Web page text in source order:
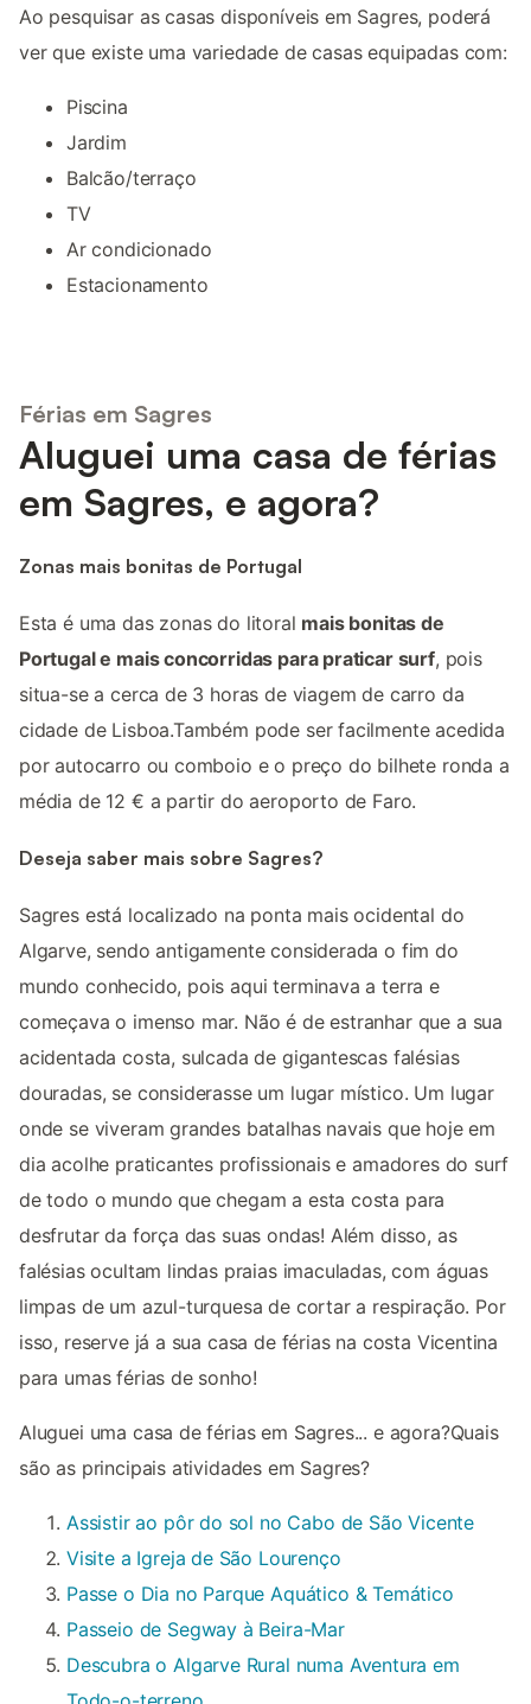
Ao pesquisar as casas disponíveis em Sagres, poderá
ver que existe uma variedade de casas equipadas com:
Piscina
Jardim
Balcão/terraço
TV
Ar condicionado
Estacionamento
Férias em Sagres
Aluguei uma casa de férias
em Sagres, e agora?
Zonas mais bonitas de Portugal
Esta é uma das zonas do litoral mais bonitas de
Portugal e mais concorridas para praticar surf, pois
situa-se a cerca de 3 horas de viagem de carro da
cidade de Lisboa.Também pode ser facilmente acedida
por autocarro ou comboio e o preço do bilhete ronda a
média de 12 € a partir do aeroporto de Faro.
Deseja saber mais sobre Sagres?
Sagres está localizado na ponta mais ocidental do
Algarve, sendo antigamente considerada o fim do
mundo conhecido, pois aqui terminava a terra e
começava o imenso mar. Não é de estranhar que a sua
acidentada costa, sulcada de gigantescas falésias
douradas, se considerasse um lugar místico. Um lugar
onde se viveram grandes batalhas navais que hoje em
dia acolhe praticantes profissionais e amadores do surf
de todo o mundo que chegam a esta costa para
desfrutar da força das suas ondas! Além disso, as
falésias ocultam lindas praias imaculadas, com águas
limpas de um azul-turquesa de cortar a respiração. Por
isso, reserve já a sua casa de férias na costa Vicentina
para umas férias de sonho!
Aluguei uma casa de férias em Sagres... e agora?Quais
são as principais atividades em Sagres?
Assistir ao pôr do sol no Cabo de São Vicente
Visite a Igreja de São Lourenço
Passe o Dia no Parque Aquático & Temático
Passeio de Segway à Beira-Mar
Descubra o Algarve Rural numa Aventura em